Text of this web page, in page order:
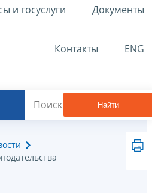
и госуслуги Документы
Контакты ENG
Найти